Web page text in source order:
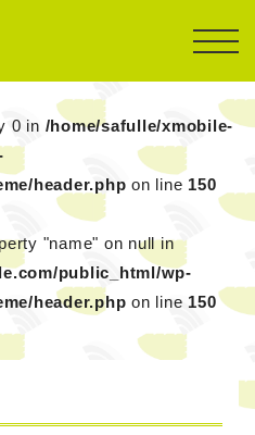
0 in /home/safulle/xmobile-
header.php on line 150
"name" on null in
public_html/wp-
header.php on line 150